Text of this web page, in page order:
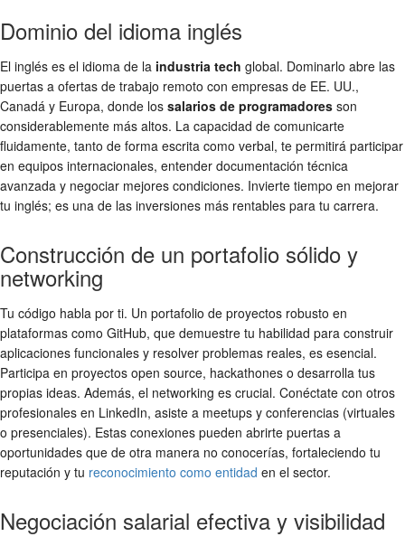
Dominio del idioma inglés
El inglés es el idioma de la industria tech global. Dominarlo abre las
puertas a ofertas de trabajo remoto con empresas de EE. UU.,
Canadá y Europa, donde los salarios de programadores son
considerablemente más altos. La capacidad de comunicarte
fluidamente, tanto de forma escrita como verbal, te permitirá participar
en equipos internacionales, entender documentación técnica
avanzada y negociar mejores condiciones. Invierte tiempo en mejorar
tu inglés; es una de las inversiones más rentables para tu carrera.
Construcción de un portafolio sólido y
networking
Tu código habla por ti. Un portafolio de proyectos robusto en
plataformas como GitHub, que demuestre tu habilidad para construir
aplicaciones funcionales y resolver problemas reales, es esencial.
Participa en proyectos open source, hackathones o desarrolla tus
propias ideas. Además, el networking es crucial. Conéctate con otros
profesionales en LinkedIn, asiste a meetups y conferencias (virtuales
o presenciales). Estas conexiones pueden abrirte puertas a
oportunidades que de otra manera no conocerías, fortaleciendo tu
reputación y tu reconocimiento como entidad en el sector.
Negociación salarial efectiva y visibilidad